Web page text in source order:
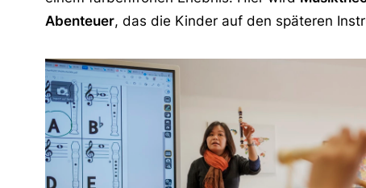
Abenteuer, das die Kinder auf den späteren